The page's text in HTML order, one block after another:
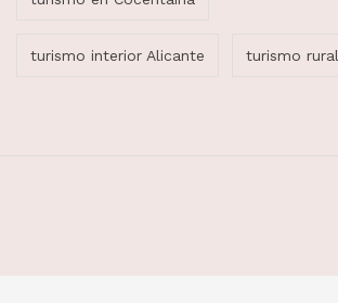
turismo interior Alicante turismo rural